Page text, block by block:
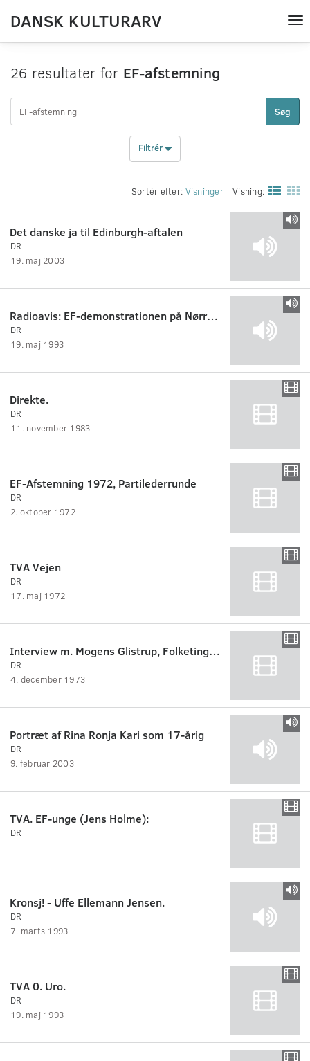
DANSK KULTURARV
26 resultater for EF-afstemning
Søg
Filtrér
Sortér efter: Visninger Visning:
Det danske ja til Edinburgh-aftalen
DR
19. maj 2003
Radioavis: EF-demonstrationen på Nørrebro
DR
19. maj 1993
Direkte.
DR
11. november 1983
EF-Afstemning 1972, Partilederrunde
DR
2. oktober 1972
TVA Vejen
DR
17. maj 1972
Interview m. Mogens Glistrup, Folketingsvalg 1973
DR
4. december 1973
Portræt af Rina Ronja Kari som 17-årig
DR
9. februar 2003
TVA. EF-unge (Jens Holme):
DR
Kronsj! - Uffe Ellemann Jensen.
DR
7. marts 1993
TVA 0. Uro.
DR
19. maj 1993